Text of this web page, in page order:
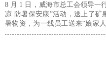
8 月 1 日，威海市总工会领导一
凉 防暑保安康”活动，送上了矿
暑物资，为一线员工送来“娘家
暑，保障自身健康，做好高温天